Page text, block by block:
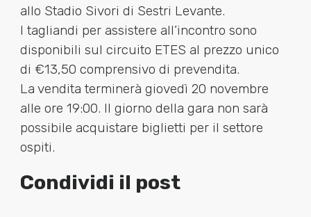
allo Stadio Sivori di Sestri Levante.
I tagliandi per assistere all’incontro sono
disponibili sul circuito ETES al prezzo unico
di €13,50 comprensivo di prevendita.
La vendita terminerà giovedì 20 novembre
alle ore 19:00. Il giorno della gara non sarà
possibile acquistare biglietti per il settore
ospiti.
Condividi il post